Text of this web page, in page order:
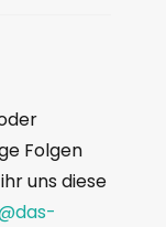
Folgen
uns diese